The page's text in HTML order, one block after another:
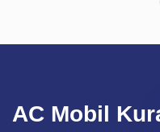
AC Mobil